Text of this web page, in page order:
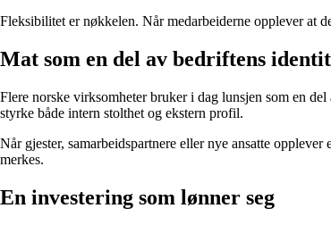
Fleksibilitet er nøkkelen. Når medarbeiderne opplever at
Mat som en del av bedriftens
Flere norske virksomheter bruker i dag lunsjen som en
styrke både intern stolthet og ekstern profil.
Når gjester, samarbeidspartnere eller nye ansatte
merkes.
En investering som lønner seg